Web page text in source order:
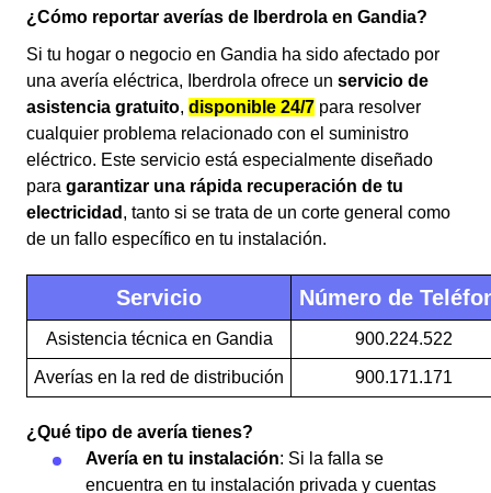
¿Cómo reportar averías de Iberdrola en Gandia?
Si tu hogar o negocio en Gandia ha sido afectado por
una avería eléctrica, Iberdrola ofrece un servicio de
asistencia gratuito, disponible 24/7 para resolver
cualquier problema relacionado con el suministro
eléctrico. Este servicio está especialmente diseñado
para garantizar una rápida recuperación de tu
electricidad , tanto si se trata de un corte general como
de un fallo específico en tu instalación.
Servicio Número de
Asistencia técnica en Gandia 900.224.522
Averías en la red de distribución 900.171.171
¿Qué tipo de avería tienes?
Avería en tu instalación: Si la falla se
encuentra en tu instalación privada y cuentas